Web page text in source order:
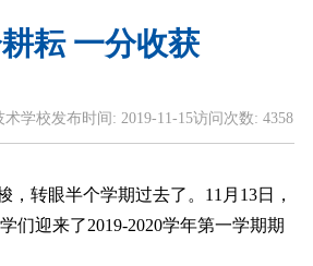
耘 一分收获
术学校发布时间: 2019-11-15访问次数: 4358
转眼半个学期过去了。11月13日，
们迎来了2019-2020学年第一学期期